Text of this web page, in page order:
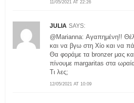
11/05/2021 AT 22:26
JULIA SAYS:
12/05/2021 AT 10:09
@Marianna: Αγαπημένη!!
και να βγω στη Χίο και να
Θα φοράμε τα bronzer μας
πίνουμε margaritas στα
Τι λες;